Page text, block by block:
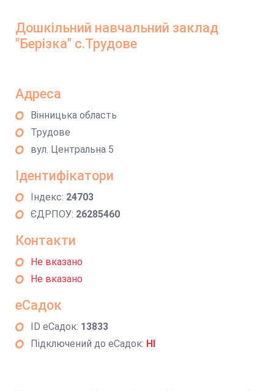
Дошкільний навчальний заклад
"Берізка" с.Трудове
Адреса
Вінницька область
Трудове
вул. Центральна 5
Ідентифікатори
Індекс: 24703
ЄДРПОУ: 26285460
Контакти
Не вказано
Не вказано
еСадок
ID еСадок: 13833
Підключений до еСадок: НІ